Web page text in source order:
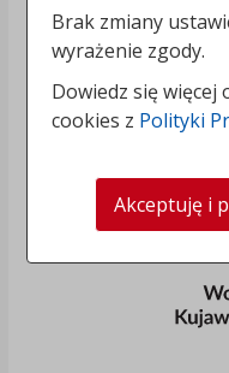
Brak zmiany
wyrażenie zgody.
Dowiedz się więcej
cookies z Polityki
Akceptuję i